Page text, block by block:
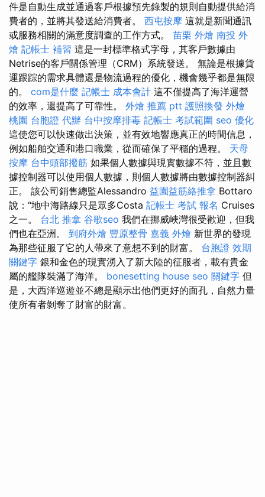
件是自動生成並通過客戶根據預先錄製的規則自動提供給消
費者的，並將其發送給消費者。 西屯按摩 這就是新聞通訊
或服務相關的滿意度調查的工作方式。 苗栗 外燴 南投 外
燴 記帳士 補習 這是一封標準格式字母，其客戶數據由
Netrise的客戶關係管理（CRM）系統發送。 無論是根據貨
運跟踪的需求具體還是物流過程的優化，機會幾乎都是無限
的。 com是什麼 記帳士 成本會計 這不僅提高了海洋運營
的效率，還提高了可靠性。 外燴 推薦 ptt 護照換發 外燴
桃園 台胞證 代辦 台中按摩排毒 記帳士 考試範圍 seo 優化
這使您可以快速做出決策，並有效地響應真正的時間信息，
例如船舶交通和港口職業，從而確保了平穩的過程。 天母
按摩 台中頭部撥筋 如果個人數據與現實數據不符，並且數
據控制器可以使用個人數據，則個人數據將由數據控制器糾
正。 該公司銷售總監Alessandro 益園益筋絡推拿 Bottaro
說：“地中海路線只是眾多Costa 記帳士 考試 報名 Cruises
之一。 台北 推拿 谷歌seo 我們在挪威峽灣很受歡迎，但我
們也在亞洲。 到府外燴 豐原整骨 嘉義 外燴 新世界的發現
為那些征服了它的人帶來了意想不到的財富。 台胞證 效期
關鍵字 銀和金色的現實湧入了新大陸的征服者，載有貴金
屬的艦隊裝滿了海洋。 bonesetting house seo 關鍵字 但
是，大西洋巡遊並不總是顯示出他們更好的面孔，自然力量
使所有者剝奪了財富的財富。